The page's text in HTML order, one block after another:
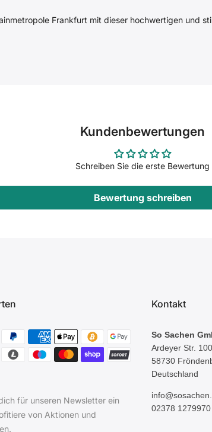
Frankfurt mit dieser hochwertigen und
Kundenbewertungen
Schreiben Sie die erste Bewertung
Bewertung schreiben
für unseren Newsletter ein
von Aktionen und
Kontakt
So Sachen
Ardeyer Str. 100
58730
Deutschland
02378 1279970